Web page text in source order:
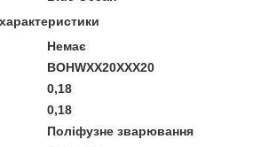
Немає
BOHWXX20XXX20
0,18
0,18
Поліфузне зварювання